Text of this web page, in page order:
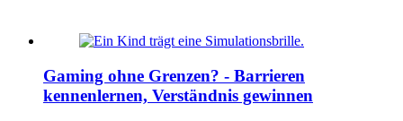
Gaming ohne Grenzen? - Barrieren
kennenlernen, Verständnis gewinnen